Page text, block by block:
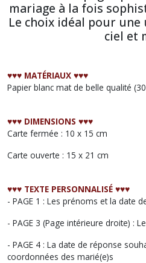
mariage à la fois
Le choix idéal pour
ciel et
♥︎♥︎♥︎ MATÉRIAUX ♥︎♥︎♥︎
Papier blanc mat de belle qualité
♥︎♥︎♥︎ DIMENSIONS ♥︎♥︎♥︎
Carte fermée : 10 x 15 cm
Carte ouverte : 15 x 21 cm
♥︎♥︎♥︎ TEXTE PERSONNALISÉ ♥︎♥︎♥︎
- PAGE 1 : Les prénoms et la date
- PAGE 3 (Page intérieure droite) :
- PAGE 4 : La date de réponse
coordonnées des marié(e)s